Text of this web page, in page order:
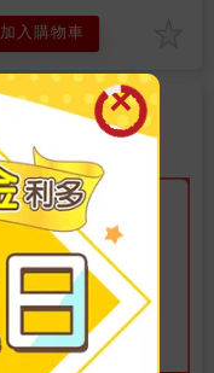
加入購物車
TOP 6